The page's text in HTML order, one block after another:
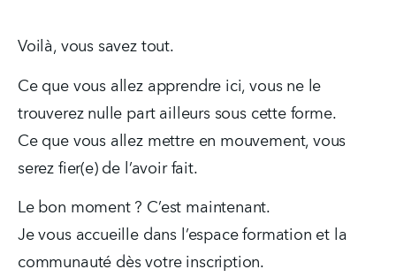
Voilà, vous savez tout.
Ce que vous allez apprendre ici, vous ne le
trouverez nulle part ailleurs sous cette forme.
Ce que vous allez mettre en mouvement, vous
serez fier(e) de l’avoir fait.
Le bon moment ? C’est maintenant.
Je vous accueille dans l’espace formation et la
communauté dès votre inscription.